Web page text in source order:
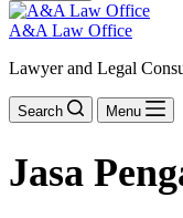
A&A Law Office
Lawyer and Legal
Search Menu
Jasa